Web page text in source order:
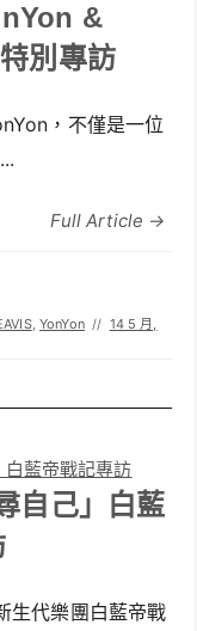
&
別專訪
，不僅是一位
Full Article →
,YonYon // 14 5 月,
自己」白藍
生代樂團白藍帝戰